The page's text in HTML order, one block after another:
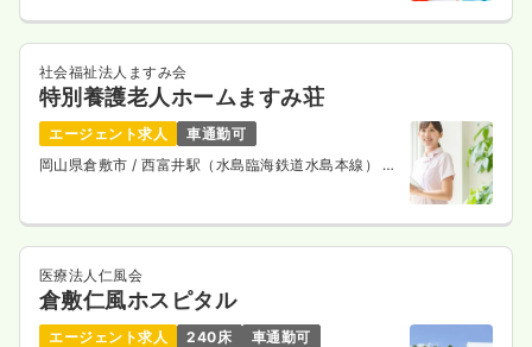
社会福祉法人ますみ会
特別養護老人ホームますみ荘
エージェント求人
車通勤可
岡山県倉敷市 / 西富井駅（水島臨海鉄道水島本線） 徒
医療法人仁風会
倉敷仁風ホスピタル
エージェント求人 240床
車通勤可